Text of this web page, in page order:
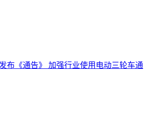
布《通告》 加强行业使用电动三轮车通